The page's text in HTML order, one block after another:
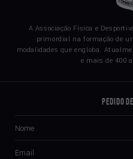
A Associação Física e
primordial na formação de
modalidades que engloba.
e mais de 400
Pedido